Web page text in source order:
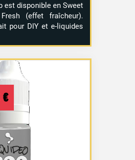
est disponible en Sweet
(effet fraîcheur).
pour DIY et e-liquides
€
Plage
de
prix :
1,10 €